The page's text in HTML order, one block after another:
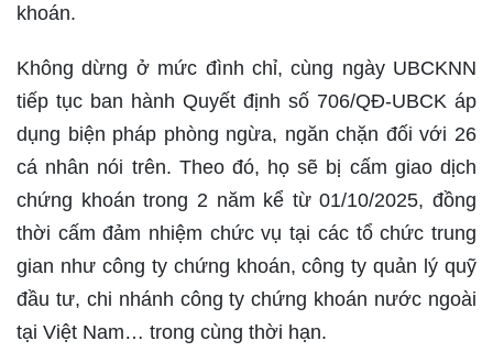
khoán.
Không dừng ở mức đình chỉ, cùng ngày UBCKNN
tiếp tục ban hành Quyết định số 706/QĐ-UBCK áp
dụng biện pháp phòng ngừa, ngăn chặn đối với 26
cá nhân nói trên. Theo đó, họ sẽ bị cấm giao dịch
chứng khoán trong 2 năm kể từ 01/10/2025, đồng
thời cấm đảm nhiệm chức vụ tại các tổ chức trung
gian như công ty chứng khoán, công ty quản lý quỹ
đầu tư, chi nhánh công ty chứng khoán nước ngoài
tại Việt Nam… trong cùng thời hạn.